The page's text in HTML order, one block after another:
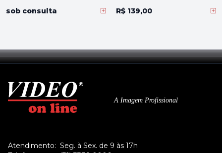
sob consulta
R$ 139,00
A Imagem Profissional
Atendimento: Seg. à Sex. de 9 às 17h